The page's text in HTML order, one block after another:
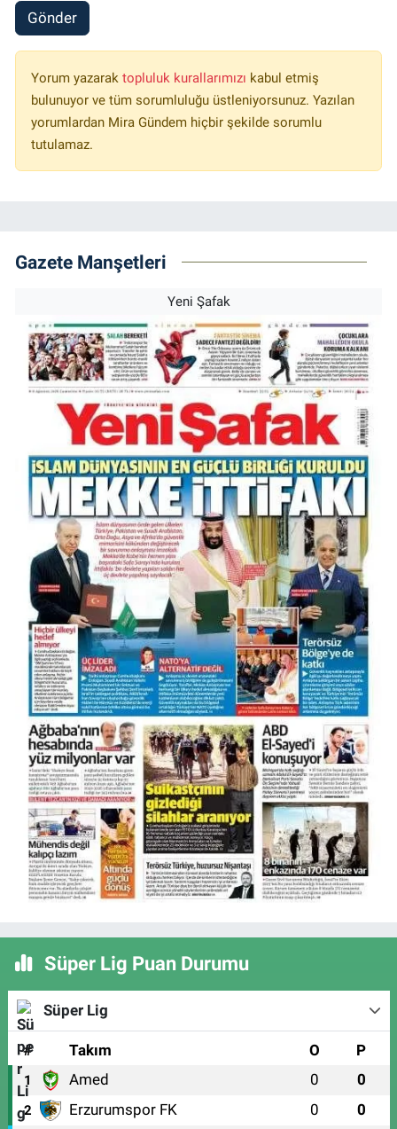
Gönder
Yorum yazarak topluluk kurallarımızı kabul etmiş
bulunuyor ve tüm sorumluluğu üstleniyorsunuz. Yazılan
yorumlardan Mira Gündem hiçbir şekilde sorumlu
tutulamaz.
Gazete Manşetleri
Yeni Şafak
Süper Lig Puan Durumu
Süper Lig
# Takım O P
1 Amed 0 0
2 Erzurumspor FK 0 0